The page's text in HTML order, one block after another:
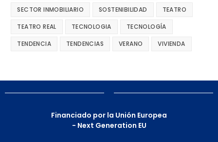
SECTOR INMOBILIARIO SOSTENIBILIDAD TEATRO
TEATRO REAL TECNOLOGIA TECNOLOGÍA
TENDENCIA TENDENCIAS VERANO VIVIENDA
Financiado por la Unión Europea
- Next Generation EU